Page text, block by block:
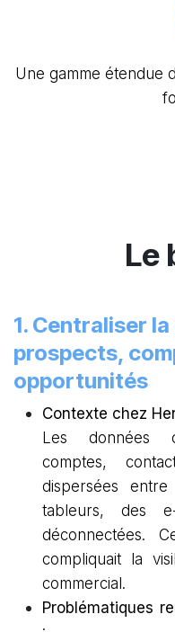
Une gamme étendue
Le
1. Centraliser
prospects,
opportunités
Contexte chez
Les données
comptes,
dispersées
tableurs, des
déconnectées.
compliquait la
commercial.
Problématiques